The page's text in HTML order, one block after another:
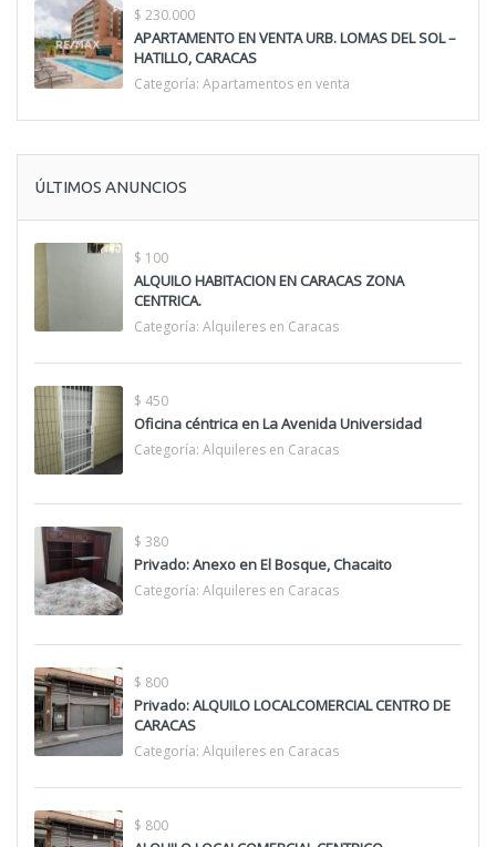
$ 230.000
APARTAMENTO EN VENTA URB. LOMAS DEL SOL –
HATILLO, CARACAS
Categoría: Apartamentos en venta
ÚLTIMOS ANUNCIOS
$ 100
ALQUILO HABITACION EN CARACAS ZONA
CENTRICA.
Categoría: Alquileres en Caracas
$ 450
Oficina céntrica en La Avenida Universidad
Categoría: Alquileres en Caracas
$ 380
Privado: Anexo en El Bosque, Chacaito
Categoría: Alquileres en Caracas
$ 800
Privado: ALQUILO LOCALCOMERCIAL CENTRO DE
CARACAS
Categoría: Alquileres en Caracas
$ 800